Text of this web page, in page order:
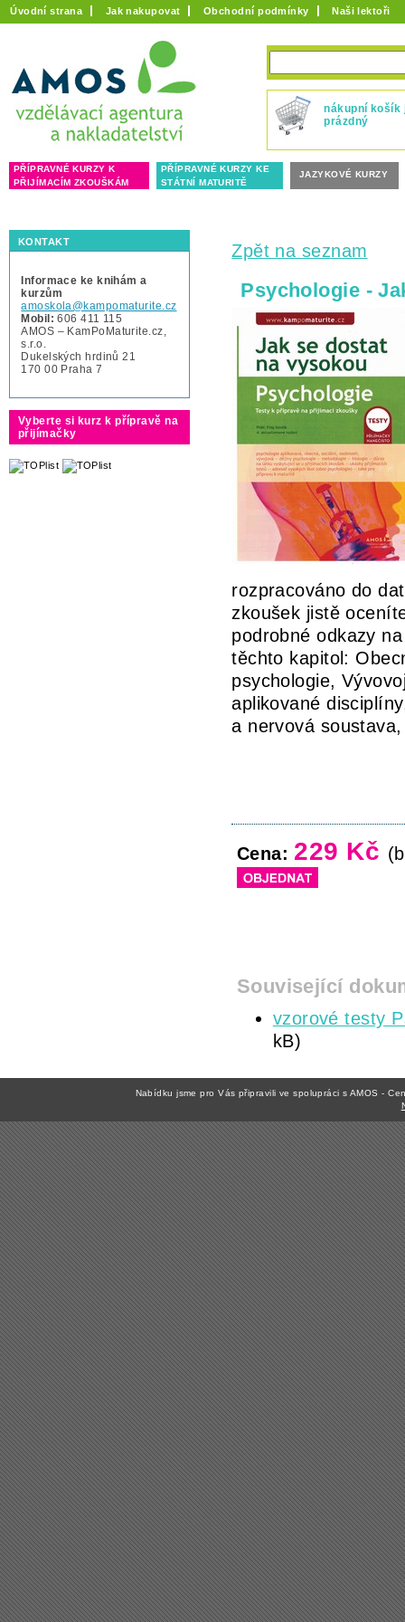
Úvodní strana Jak nakupovat Obchodní podmínky Naši lektoři
nákupní košík
prázdný
PŘÍPRAVNÉ KURZY K
PŘIJÍMACÍM ZKOUŠKÁM
PŘÍPRAVNÉ KURZY KE
STÁTNÍ MATURITĚ
JAZYKOVÉ KURZY
KONTAKT
Informace ke knihám a
kurzům
amoskola@kampomaturite.cz
Mobil: 606 411 115
AMOS – KamPoMaturite.cz,
s.r.o.
Dukelských hrdinů 21
170 00 Praha 7
Vyberte si kurz k přípravě na
přijímačky
Zpět na seznam
Psychologie -
rozpracováno do
zkoušek jistě
podrobné odkazy
těchto kapitol:
psychologie,
aplikované
a nervová
Cena: 229 Kč
Související
vzorové testy
kB)
Nabídku jsme pro Vás připravili ve spolupráci s AMOS -